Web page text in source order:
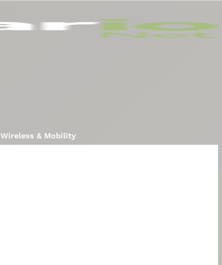
Wireless & Mobility